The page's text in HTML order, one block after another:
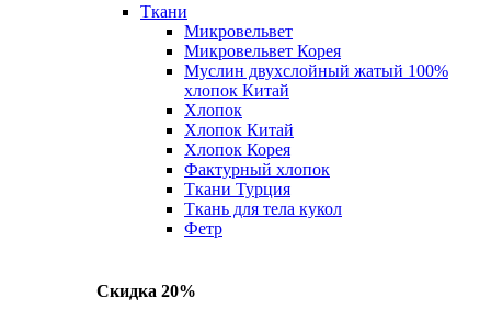
Ткани
Микровельвет
Микровельвет Корея
Муслин двухслойный жатый 100%
хлопок Китай
Хлопок
Хлопок Китай
Хлопок Корея
Фактурный хлопок
Ткани Турция
Ткань для тела кукол
Фетр
Скидка 20%